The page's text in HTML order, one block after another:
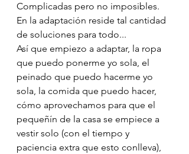
Complicadas pero no imposibles.
En la adaptación reside tal cantidad
de soluciones para todo...
Así que empiezo a adaptar, la ropa
que puedo ponerme yo sola, el
peinado que puedo hacerme yo
sola, la comida que puedo hacer,
cómo aprovechamos para que el
pequeñín de la casa se empiece a
vestir solo (con el tiempo y
paciencia extra que esto conlleva),